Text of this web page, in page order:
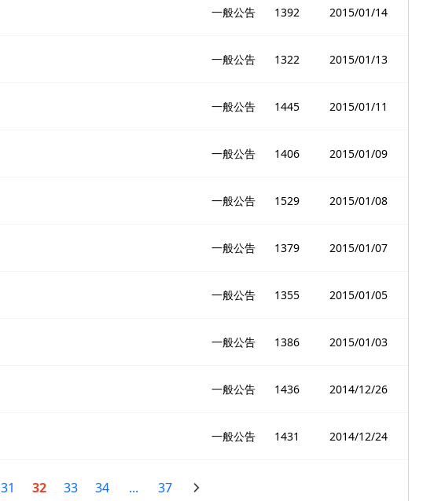
一般公告 1392 2015/01/14
一般公告 1322 2015/01/13
一般公告 1445 2015/01/11
一般公告 1406 2015/01/09
一般公告 1529 2015/01/08
一般公告 1379 2015/01/07
一般公告 1355 2015/01/05
一般公告 1386 2015/01/03
一般公告 1436 2014/12/26
一般公告 1431 2014/12/24
31 32 33 34 ... 37